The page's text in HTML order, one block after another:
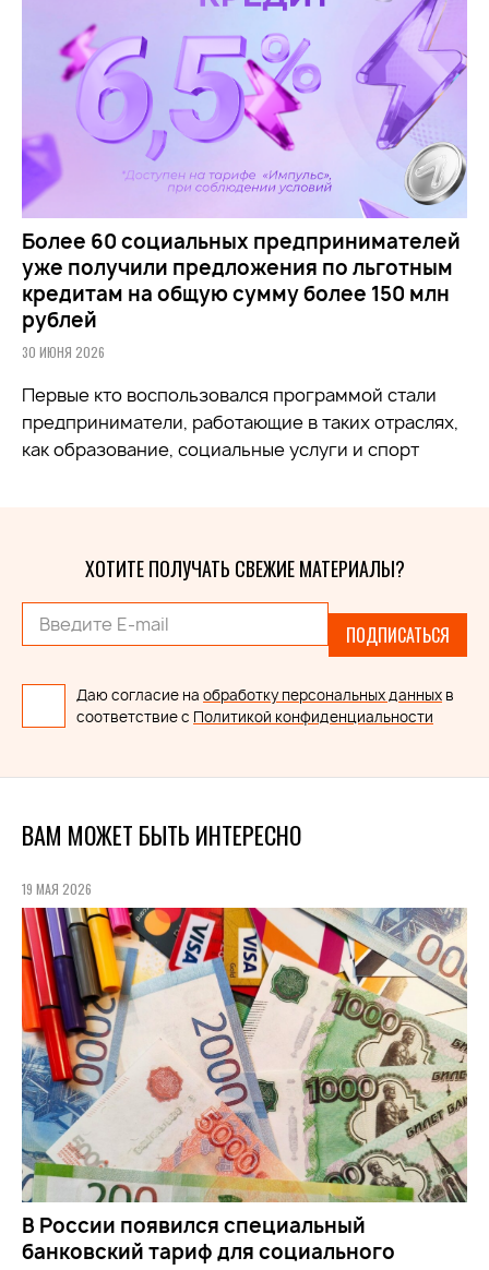
Более 60 социальных предпринимателей
уже получили предложения по льготным
кредитам на общую сумму более 150 млн
рублей
30 ИЮНЯ 2026
Первые кто воспользовался программой стали
предприниматели, работающие в таких отраслях,
как образование, социальные услуги и спорт
ХОТИТЕ ПОЛУЧАТЬ СВЕЖИЕ МАТЕРИАЛЫ?
ПОДПИСАТЬСЯ
Даю согласие на обработку персональных данных в
соответствие с Политикой конфиденциальности
ВАМ МОЖЕТ БЫТЬ ИНТЕРЕСНО
19 МАЯ 2026
В России появился специальный
банковский тариф для социального